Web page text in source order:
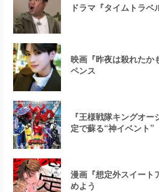
ドラマ『タイムトラ
映画『昨夜は殺れたか
ペンス
『王様戦隊キングオ
定で蘇る“神イベント”
漫画『想定外スイート
めよう